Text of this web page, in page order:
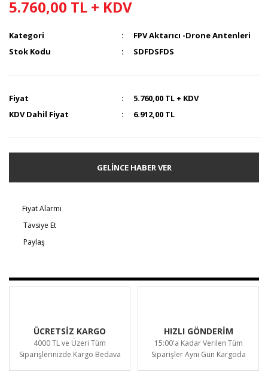
5.760,00 TL + KDV
Kategori
FPV Aktarıcı -Drone Antenleri
Stok Kodu
SDFDSFDS
Fiyat
5.760,00 TL + KDV
KDV Dahil Fiyat
6.912,00 TL
GELİNCE HABER VER
Fiyat Alarmı
Tavsiye Et
Paylaş
ÜCRETSİZ KARGO
4000 TL ve Üzeri Tüm
Siparişlerinizde Kargo Bedava
HIZLI GÖNDERİM
15:00'a Kadar Verilen Tüm
Siparişler Aynı Gün Kargoda